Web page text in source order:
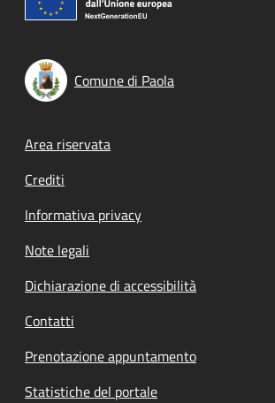
Comune di Paola
Footer menu
Area riservata
Crediti
Informativa privacy
Note legali
Dichiarazione di accessibilità
Contatti
Prenotazione appuntamento
Statistiche del portale